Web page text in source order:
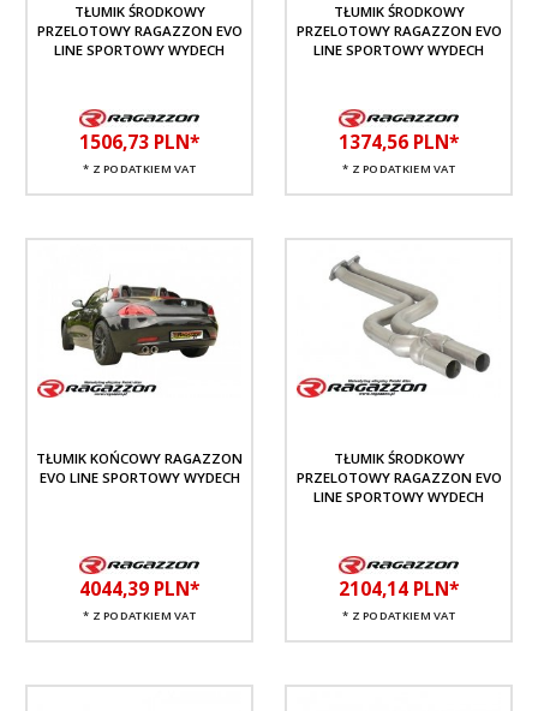
TŁUMIK ŚRODKOWY
PRZELOTOWY RAGAZZON EVO
LINE SPORTOWY WYDECH
1506,73 PLN*
* Z PODATKIEM VAT
TŁUMIK ŚRODKOWY
PRZELOTOWY RAGAZZON EVO
LINE SPORTOWY WYDECH
1374,56 PLN*
* Z PODATKIEM VAT
TŁUMIK KOŃCOWY RAGAZZON
EVO LINE SPORTOWY WYDECH
4044,39 PLN*
* Z PODATKIEM VAT
TŁUMIK ŚRODKOWY
PRZELOTOWY RAGAZZON EVO
LINE SPORTOWY WYDECH
2104,14 PLN*
* Z PODATKIEM VAT